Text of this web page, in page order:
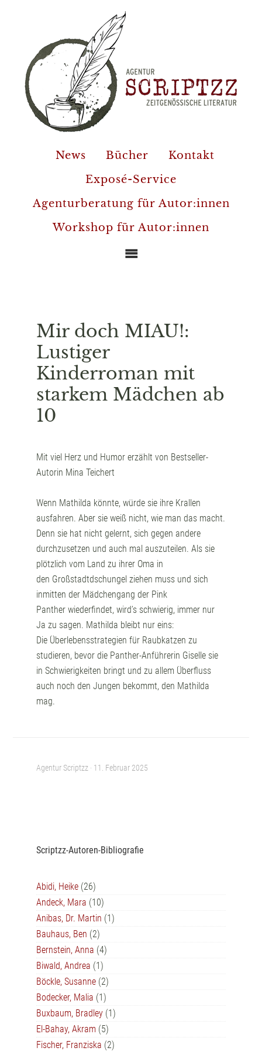
News Bücher
Kontakt
Exposé-Service
Agenturberatung für Autor:innen
Workshop für Autor:innen
Mir doch MIAU!:
Lustiger
Kinderroman mit
starkem Mädchen ab
10
Mit viel Herz und Humor erzählt von Bestseller-
Autorin Mina Teichert
Wenn Mathilda könnte, würde sie ihre Krallen
ausfahren. Aber sie weiß nicht, wie man das macht.
Denn sie hat nicht gelernt, sichgegen andere
durchzusetzen und auch mal auszuteilen. Als sie
plötzlich vom Land zu ihrer Oma in
den Großstadtdschungelziehen muss und sich
inmitten der Mädchengangder Pink
Pantherwiederfindet, wird’s schwierig, immer nur
Ja zu sagen. Mathilda bleibt nur eins:
Die Überlebensstrategien für Raubkatzen zu
studieren, bevor die Panther-Anführerin Giselle sie
in Schwierigkeiten bringt und zu allem Überfluss
auch nochden Jungen bekommt, den Mathilda
mag.
Agentur Scriptzz · 11. Februar 2025
Scriptzz-Autoren-Bibliografie
Abidi, Heike (26)
Andeck, Mara (10)
Anibas, Dr. Martin (1)
Bauhaus, Ben (2)
Bernstein, Anna (4)
Biwald, Andrea (1)
Böckle, Susanne (2)
Bodecker, Malia (1)
Buxbaum, Bradley (1)
El-Bahay, Akram (5)
Fischer, Franziska (2)